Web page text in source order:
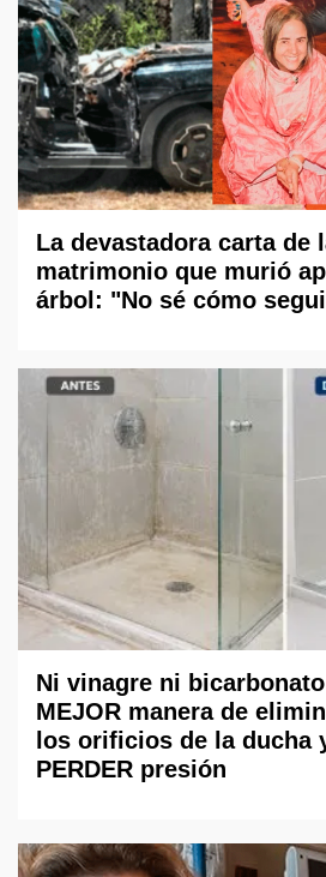
La devastadora carta de
matrimonio que murió
árbol: "No sé cómo
Ni vinagre ni
MEJOR manera de
los orificios de la ducha
PERDER presión